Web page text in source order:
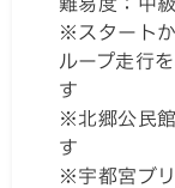
難易度：中級
※スタート
ループ走行
す
※北郷公民
す
※宇都宮ブ